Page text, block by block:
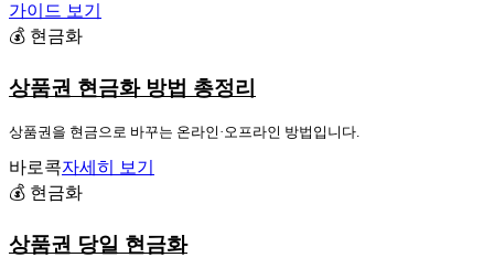
가이드 보기
💰 현금화
상품권 현금화 방법 총정리
상품권을 현금으로 바꾸는 온라인·오프라인 방법입니다.
바로콕자세히 보기
💰 현금화
상품권 당일 현금화